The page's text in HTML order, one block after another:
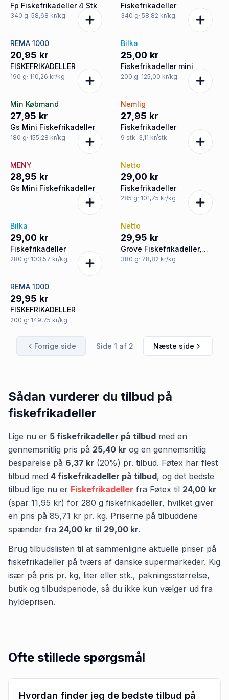
Fp Fiskefrikadeller 4 Stk
340 g· 58,68 kr/kg
Fiskefrikadeller
340 g· 58,82 kr/kg
REMA 1000
20,95 kr
FISKEFRIKADELLER
190 g· 110,26 kr/kg
Bilka
25,00 kr
Fiskefrikadeller mini
200 g· 125,00 kr/kg
Min Købmand
27,95 kr
Gs Mini Fiskefrikadeller
180 g· 155,28 kr/kg
Nemlig
27,95 kr
Fiskefrikadeller
9 stk· 3,11 kr/stk
MENY
28,95 kr
Gs Mini Fiskefrikadeller
Netto
29,00 kr
Fiskefrikadeller
285 g· 101,75 kr/kg
Bilka
29,00 kr
Fiskefrikadeller
280 g· 103,57 kr/kg
Netto
29,95 kr
Grove Fiskefrikadeller,
380g
380 g· 78,82 kr/kg
REMA 1000
29,95 kr
FISKEFRIKADELLER
200 g· 149,75 kr/kg
Forrige side Side 1 af 2 Næste side
Sådan vurderer du tilbud på
fiskefrikadeller
Lige nu er 5 fiskefrikadeller på tilbud med en
gennemsnitlig pris på 25,40 kr og en gennemsnitlig
besparelse på 6,37 kr (20%) pr. tilbud. Føtex har flest
tilbud med 4 fiskefrikadeller på tilbud, og det bedste
tilbud lige nu er Fiskefrikadeller fra Føtex til 24,00 kr
(spar 11,95 kr) for 280 g fiskefrikadeller, hvilket giver
en pris på 85,71 kr pr. kg. Priserne på tilbuddene
spænder fra 24,00 kr til 29,00 kr.
Brug tilbudslisten til at sammenligne aktuelle priser på
fiskefrikadeller på tværs af danske supermarkeder. Kig
især på pris pr. kg, liter eller stk., pakningsstørrelse,
butik og tilbudsperiode, så du ikke kun vælger ud fra
hyldeprisen.
Ofte stillede spørgsmål
Hvordan finder jeg de bedste tilbud på